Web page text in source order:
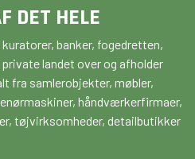
DET HELE
banker, fogedretten,
landet over og afholder
fra samlerobjekter, møbler,
håndværkerfirmaer,
tøjvirksomheder, detailbutikker